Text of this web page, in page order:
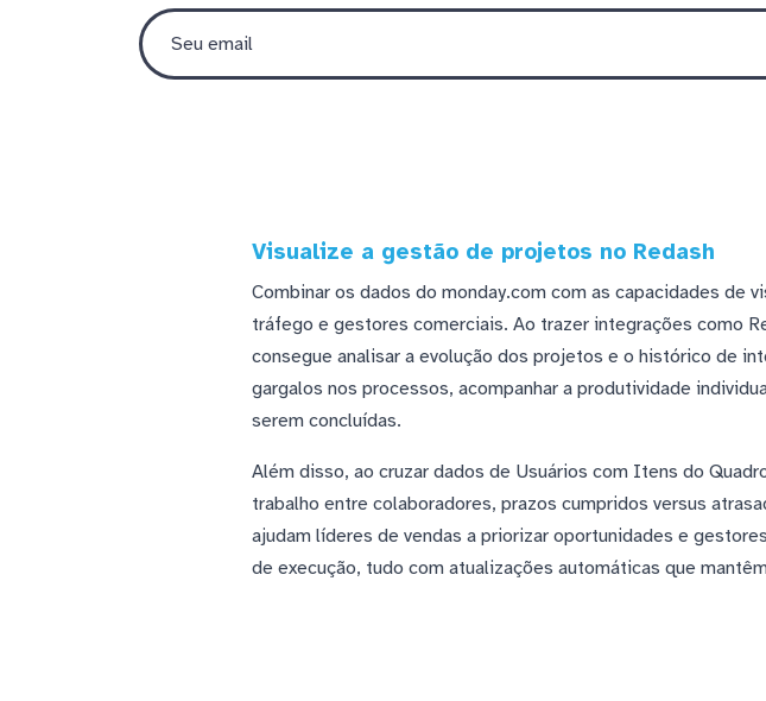
Visualize a gestão de projetos no Redash
Combinar os dados do monday.com com as capacidades de
tráfego e gestores comerciais. Ao trazer integrações como
consegue analisar a evolução dos projetos e o histórico de
gargalos nos processos, acompanhar a produtividade
serem concluídas.
Além disso, ao cruzar dados de Usuários com Itens do
trabalho entre colaboradores, prazos cumpridos versus
ajudam líderes de vendas a priorizar oportunidades e
de execução, tudo com atualizações automáticas que